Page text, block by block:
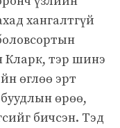
хангалтгүй
тэр шинэ
өглөө эрт
өрөө,
бичсэн. Тэд